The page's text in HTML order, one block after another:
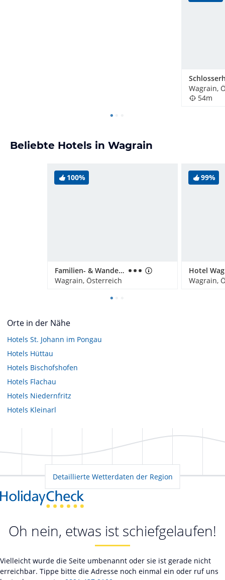
Wagrain,
54m
Beliebte Hotels in Wagrain
100%
Familien- & Wanderhotel Erika
Wagrain, Österreich
99%
Hotel
Wagrain,
Orte in der Nähe
Hotels St. Johann im Pongau
Hotels Hüttau
Hotels Bischofshofen
Hotels Flachau
Hotels Niedernfritz
Hotels Kleinarl
Detaillierte Wetterdaten der Region
Oh nein, etwas ist schiefgelaufen!
Vielleicht wurde die Seite umbenannt oder sie ist gerade nicht
erreichbar. Tippe bitte die Adresse noch einmal ein oder ruf uns